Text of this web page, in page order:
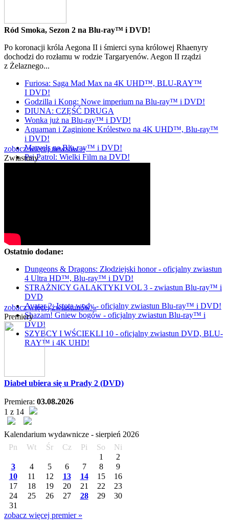
Ród Smoka, Sezon 2 na Blu-ray™ i DVD!
Po koronacji króla Aegona II i śmierci syna królowej Rhaenyry
dochodzi do rozłamu w rodzie Targaryenów. Aegon II rządzi
z Żelaznego...
Furiosa: Saga Mad Max na 4K UHD™, BLU-RAY™
I DVD!
Godzilla i Kong: Nowe imperium na Blu-ray™ i DVD!
DIUNA: CZĘŚĆ DRUGA
Wonka już na Blu-ray™ i DVD!
Aquaman i Zaginione Królestwo na 4K UHD™, Blu-ray™
i DVD!
Marvels na Blu-ray™ i DVD!
Psi Patrol: Wielki Film na DVD!
zobacz więcej newsów »
Zwiastuny
Ostatnio dodane:
Dungeons & Dragons: Złodziejski honor - oficjalny zwiastun
4 Ultra HD™, Blu-ray™ i DVD!
STRAŻNICY GALAKTYKI VOL 3 - zwiastun Blu-ray™ i
DVD
Avatar 2: Istota wody - oficjalny zwiastun Blu-ray™ i DVD!
Shazam! Gniew bogów - oficjalny zwiastun Blu-ray™ i
DVD!
SZYBCY I WŚCIEKLI 10 - oficjalny zwiastun DVD, BLU-
RAY™ i 4K UHD!
zobacz więcej zwiastunów »
Premiery
Diabeł ubiera się u Prady 2 (DVD)
Premiera: 03.08.2026
1 z 14
Kalendarium wydawnicze - sierpień 2026
Pn
Wt Śr Cz Pi So
Ni
1
2
3
4 5 6 7 8
9
10
11 12 13 14 15
16
17
18 19 20 21 22
23
24
25 26 27 28 29
30
31
zobacz więcej premier »